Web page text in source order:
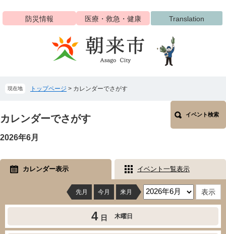
ジ
ュ
へ
防災情報 医療・救急・健康 Translation
現在地 トップページ > カレンダーでさがす
文
カレンダーでさがす イベント検索
2026年6月
カレンダー表示 イベント一覧表示
先月 今月 来月
4 日 木曜日